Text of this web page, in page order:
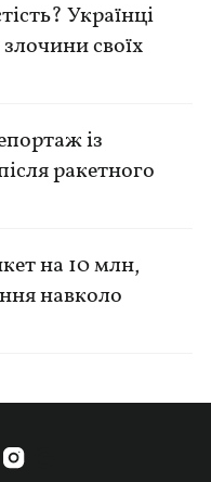
Українці
своїх
із
ракетного
на 10 млн,
навколо